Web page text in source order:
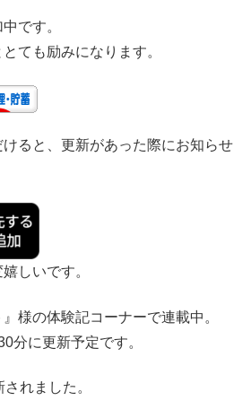
です。
ても励みになります。
ると、更新があった際にお知らせ
しいです。
様の体験記コーナーで連載中。
分に更新予定です。
れました。